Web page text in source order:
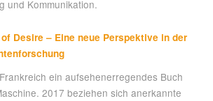
und Kommunikation.
Desire – Eine neue Perspektive in der
ein aufsehenerregendes Buch
2017 beziehen sich anerkannte